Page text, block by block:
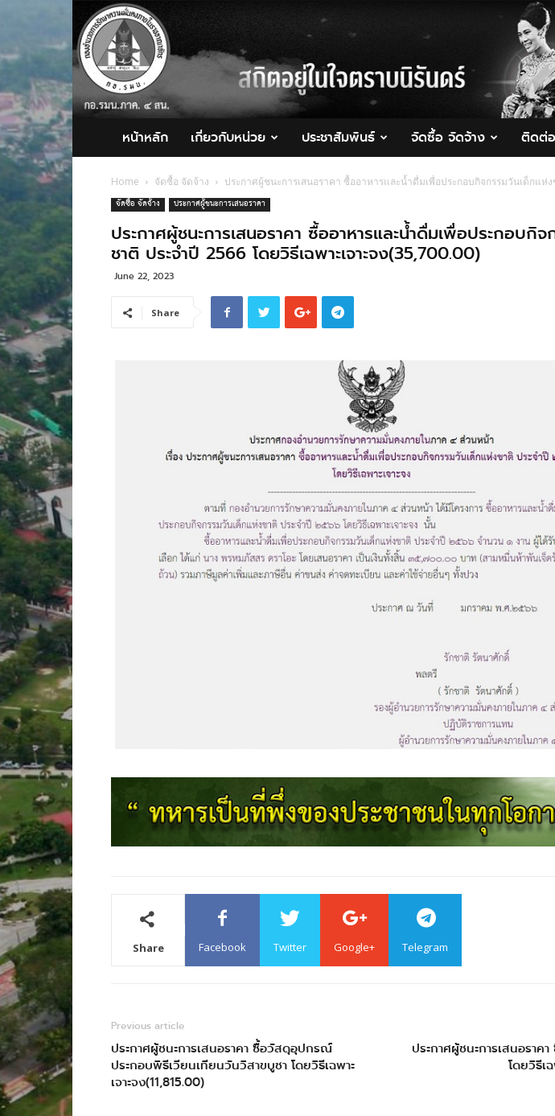
กอ.รมน.ภาค
4
สน.
หน้าหลัก เกี่ยวกับหน่วย ประชาสัมพันธ์ จัดซื้อ จัดจ้าง ติดต่อ
Home จัดซื้อ จัดจ้าง ประกาศผู้ชนะการเสนอราคา ซื้ออาหารและน้ำดื่มเพื่อประกอบกิจกรรมวันเด็กแห่
จัดซื้อ จัดจ้าง ประกาศผู้ชนะการเสนอราคา
ประกาศผู้ชนะการเสนอราคา ซื้ออาหารและน้ำดื่มเพื่อประกอบกิ
ชาติ ประจำปี 2566 โดยวิธีเฉพาะเจาะจง(35,700.00)
June 22, 2023
Share
Share Facebook Twitter Google+ Telegram
Previous article
ประกาศผู้ชนะการเสนอราคา ซื้อวัสดุอุปกรณ์
ประกอบพิธีเวียนเทียนวันวิสาขบูชา โดยวิธีเฉพาะ
เจาะจง(11,815.00)
ประกาศผู้ชนะการเสนอรา
โดยวิธีเ